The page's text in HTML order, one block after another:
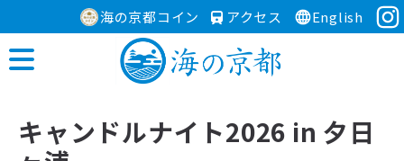
海の京都コイン アクセス English
キャンドルナイト2026 in 夕日